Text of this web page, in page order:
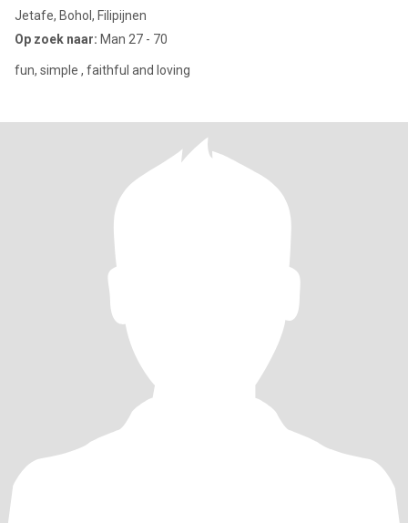
Jetafe, Bohol, Filipijnen
Op zoek naar: Man 27 - 70
fun, simple , faithful and loving